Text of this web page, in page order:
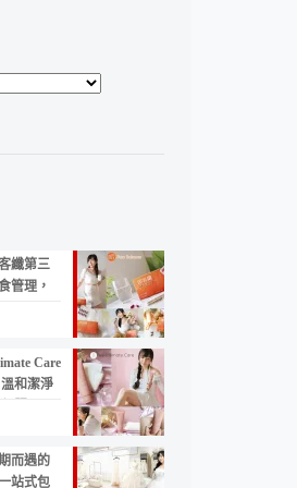
纖第三
管理，
Care
和潔淨
服！
而遇的
站式包